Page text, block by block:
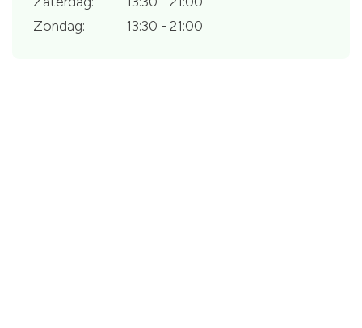
Zondag:
13:30 - 21:00